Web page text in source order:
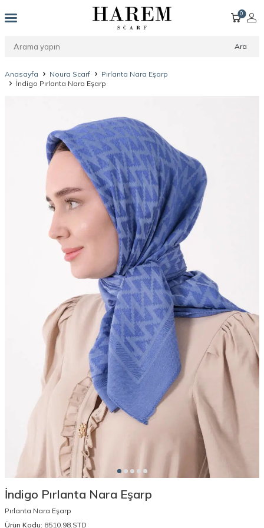
Ara
0
Anasayfa Noura Scarf
Pırlanta Nara Eşarp
İndigo Pırlanta Nara Eşarp
İndigo Pırlanta Nara Eşarp
Pırlanta Nara Eşarp
Ürün Kodu: 8510.98.STD